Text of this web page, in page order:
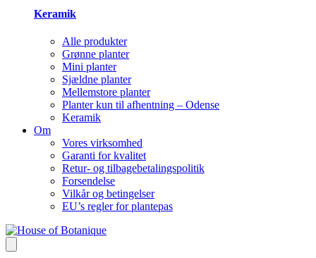
Keramik
Alle produkter
Grønne planter
Mini planter
Sjældne planter
Mellemstore planter
Planter kun til afhentning – Odense
Keramik
Om
Vores virksomhed
Garanti for kvalitet
Retur- og tilbagebetalingspolitik
Forsendelse
Vilkår og betingelser
EU’s regler for plantepas